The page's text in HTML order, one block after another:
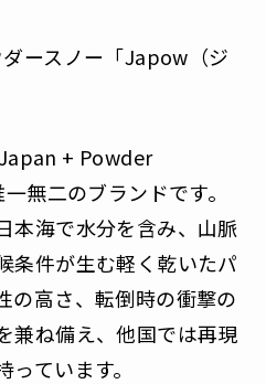
ースノー「Japow（ジ
+ Powder
無二のブランドです。
本海で水分を含み、山脈
条件が生む軽く乾いたパ
の高さ、転倒時の衝撃の
兼ね備え、他国では再現
ています。